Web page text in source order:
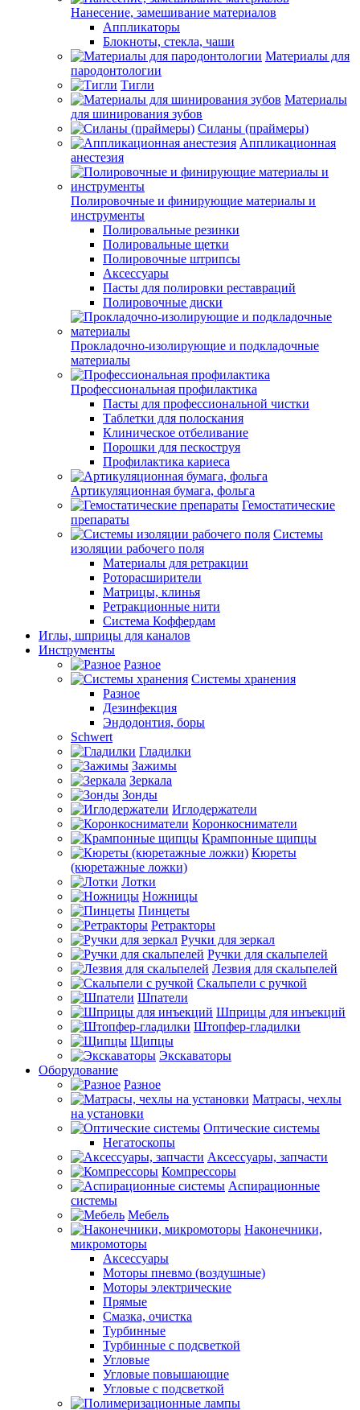
Нанесение, замешивание материалов
Аппликаторы
Блокноты, стекла, чаши
Материалы для
пародонтологии
Тигли
Материалы
для шинирования зубов
Силаны (праймеры)
Аппликационная
анестезия
Полировочные и финирующие материалы и
инструменты
Полировальные резинки
Полировальные щетки
Полировочные штрипсы
Аксессуары
Пасты для полировки реставраций
Полировочные диски
Прокладочно-изолирующие и подкладочные
материалы
Профессиональная профилактика
Пасты для профессиональной чистки
Таблетки для полоскания
Клиническое отбеливание
Порошки для пескоструя
Профилактика кариеса
Артикуляционная бумага, фольга
Гемостатические
препараты
Системы
изоляции рабочего поля
Материалы для ретракции
Роторасширители
Матрицы, клинья
Ретракционные нити
Система Коффердам
Иглы, шприцы для каналов
Инструменты
Разное
Системы хранения
Разное
Дезинфекция
Эндодонтия, боры
Schwert
Гладилки
Зажимы
Зеркала
Зонды
Иглодержатели
Коронкосниматели
Крампонные щипцы
Кюреты
(кюретажные ложки)
Лотки
Ножницы
Пинцеты
Ретракторы
Ручки для зеркал
Ручки для скальпелей
Лезвия для скальпелей
Скальпели с ручкой
Шпатели
Шприцы для инъекций
Штопфер-гладилки
Щипцы
Экскаваторы
Оборудование
Разное
Матрасы, чехлы
на установки
Оптические системы
Негатоскопы
Аксессуары, запчасти
Компрессоры
Аспирационные
системы
Мебель
Наконечники,
микромоторы
Аксессуары
Моторы пневмо (воздушные)
Моторы электрические
Прямые
Смазка, очистка
Турбинные
Турбинные с подсветкой
Угловые
Угловые повышающие
Угловые с подсветкой